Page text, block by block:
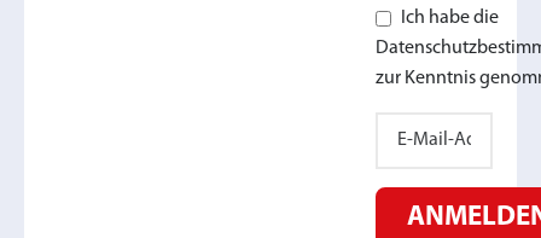
Ich habe die
zur Kenntnis